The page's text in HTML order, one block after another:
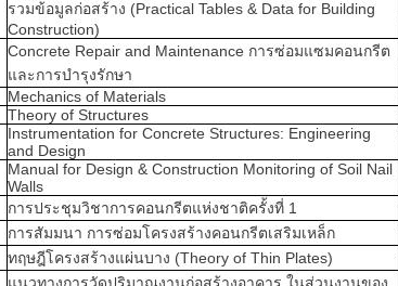
รวมข้อมูลก่อสร้าง (Practical Tables & Data for Building
Construction)
Concrete Repair and Maintenance การซ่อมแซมคอนกรีต
และการบำรุงรักษา
Mechanics of Materials
Theory of Structures
Instrumentation for Concrete Structures: Engineering
and Design
Manual for Design & Construction Monitoring of Soil Nail
Walls
การประชุมวิชาการคอนกรีตแห่งชาติครั้งที่ 1
การสัมมนา การซ่อมโครงสร้างคอนกรีตเสริมเหล็ก
ทฤษฎีโครงสร้างแผ่นบาง (Theory of Thin Plates)